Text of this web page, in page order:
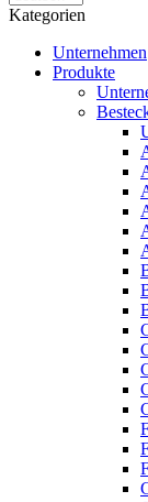
Kategorien
Unternehmen
Produkte